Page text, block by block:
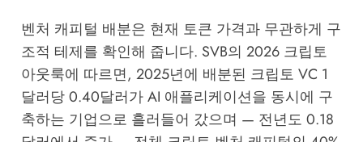
벤처 캐피털 배분은 현재 토큰 가격과 무관하게 구
조적 테제를 확인해 줍니다. SVB의 2026 크립토
아웃룩에 따르면, 2025년에 배분된 크립토 VC 1
달러당 0.40달러가 AI 애플리케이션을 동시에 구
축하는 기업으로 흘러들어 갔으며 — 전년도 0.18